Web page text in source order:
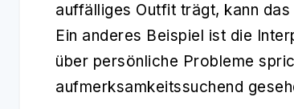
auffälliges Outfit trägt, kann
Ein anderes Beispiel ist die
über persönliche Probleme
aufmerksamkeitssuchend